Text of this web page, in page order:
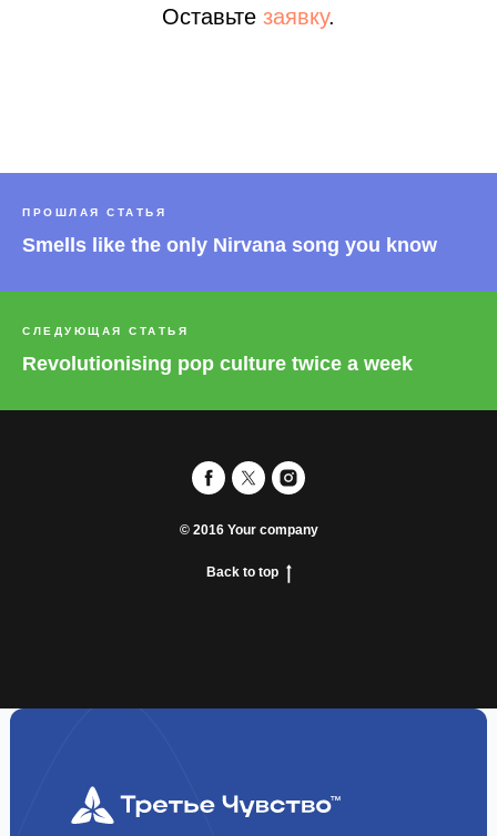
Оставьте заявку.
ПРОШЛАЯ СТАТЬЯ
Smells like the only Nirvana song you know
СЛЕДУЮЩАЯ СТАТЬЯ
Revolutionising pop culture twice a week
© 2016 Your company
Back to top